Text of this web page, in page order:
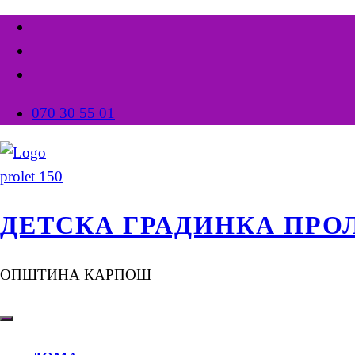
070 30 55 01
ДЕТСКА ГРАДИНКА
ОПШТИНА КАРПОШ